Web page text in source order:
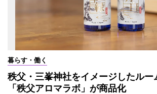
暮らす・働く
秩父・三峯神社をイメージしたル
「秩父アロマラボ」が商品化